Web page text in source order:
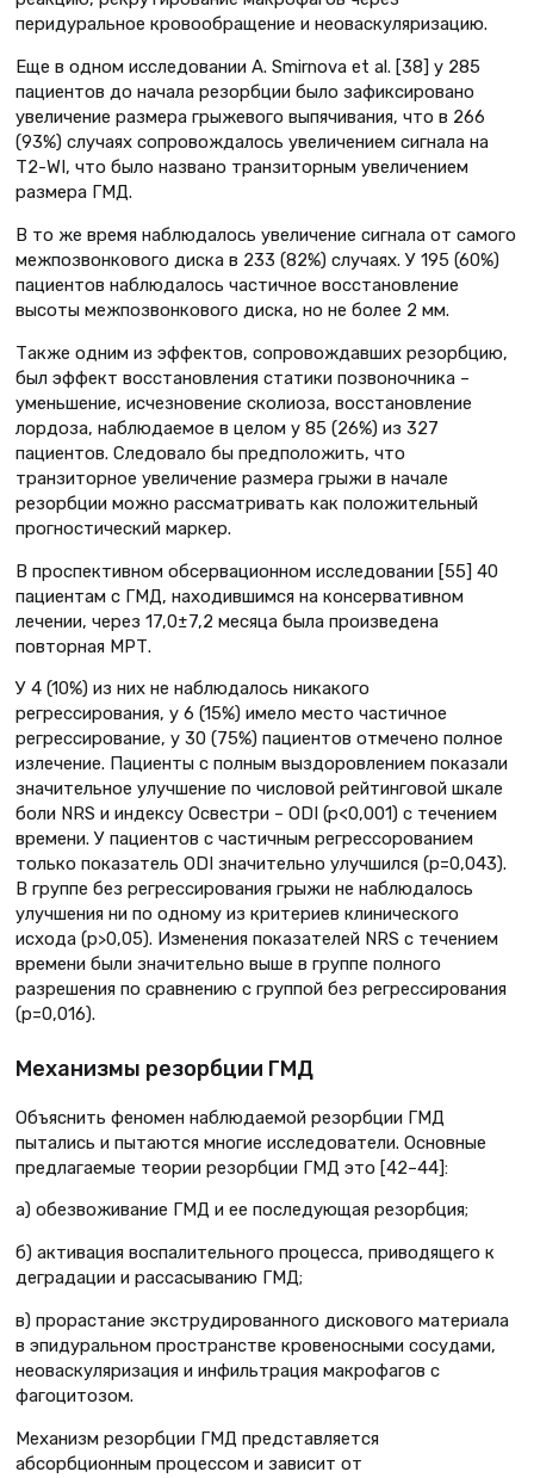
перидуральное кровообращение и неоваскуляризацию.
Еще в одном исследовании A. Smirnova et al. [38] у 285
пациентов до начала резорбции было зафиксировано
увеличение размера грыжевого выпячивания, что в 266
(93%) случаях сопровождалось увеличением сигнала на
T2-WI, что было названо транзиторным увеличением
размера ГМД.
В то же время наблюдалось увеличение сигнала от самого
межпозвонкового диска в 233 (82%) случаях. У 195 (60%)
пациентов наблюдалось частичное восстановление
высоты межпозвонкового диска, но не более 2 мм.
Также одним из эффектов, сопровождавших резорбцию,
был эффект восстановления статики позвоночника –
уменьшение, исчезновение сколиоза, восстановление
лордоза, наблюдаемое в целом у 85 (26%) из 327
пациентов. Следовало бы предположить, что
транзиторное увеличение размера грыжи в начале
резорбции можно рассматривать как положительный
прогностический маркер.
В проспективном обсервационном исследовании [55] 40
пациентам с ГМД, находившимся на консервативном
лечении, через 17,0±7,2 месяца была произведена
повторная МРТ.
У 4 (10%) из них не наблюдалось никакого
регрессирования, у 6 (15%) имело место частичное
регрессирование, у 30 (75%) пациентов отмечено полное
излечение. Пациенты с полным выздоровлением показали
значительное улучшение по числовой рейтинговой шкале
боли NRS и индексу Освестри – ODI (p<0,001) с течением
времени. У пациентов с частичным регрессорованием
только показатель ODI значительно улучшился (p=0,043).
В группе без регрессирования грыжи не наблюдалось
улучшения ни по одному из критериев клинического
исхода (p>0,05). Изменения показателей NRS с течением
времени были значительно выше в группе полного
разрешения по сравнению с группой без регрессирования
(p=0,016).
Механизмы резорбции ГМД
Объяснить феномен наблюдаемой резорбции ГМД
пытались и пытаются многие исследователи. Основные
предлагаемые теории резорбции ГМД это [42–44]:
а) обезвоживание ГМД и ее последующая резорбция;
б) активация воспалительного процесса, приводящего к
деградации и рассасыванию ГМД;
в) прорастание экструдированного дискового материала
в эпидуральном пространстве кровеносными сосудами,
неоваскуляризация и инфильтрация макрофагов с
фагоцитозом.
Механизм резорбции ГМД представляется
абсорбционным процессом и зависит от